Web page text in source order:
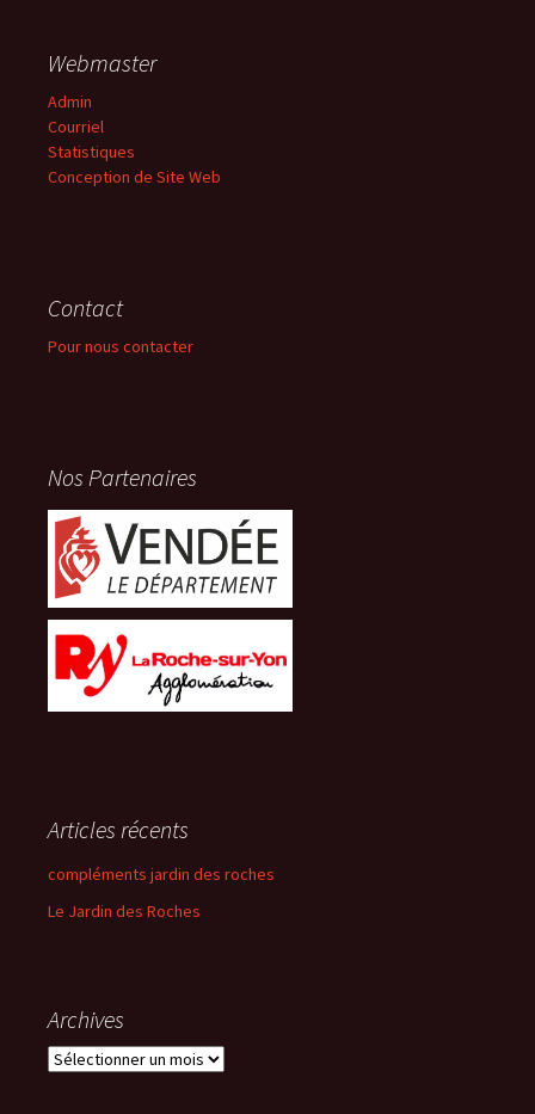
Webmaster
Admin
Courriel
Statistiques
Conception de Site Web
Contact
Pour nous contacter
Nos Partenaires
Articles récents
compléments jardin des roches
Le Jardin des Roches
Archives
Archives